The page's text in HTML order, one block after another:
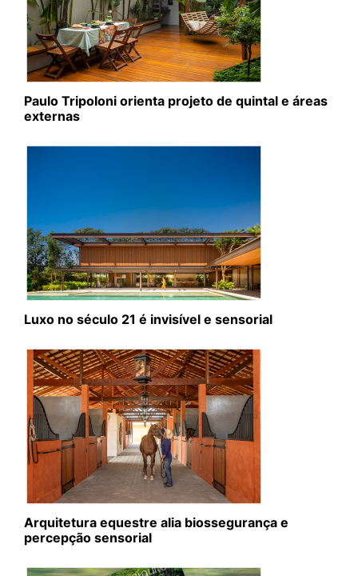
Paulo Tripoloni orienta projeto de quintal e áreas
externas
Luxo no século 21 é invisível e sensorial
Arquitetura equestre alia biossegurança e
percepção sensorial